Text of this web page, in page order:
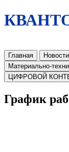
Главная Новости
Материально-
ЦИФРОВОЙ
График